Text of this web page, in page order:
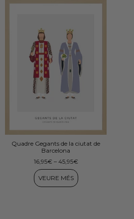
Quadre Gegants de la ciutat de
Barcelona
16,95€ – 45,95€
VEURE MÉS